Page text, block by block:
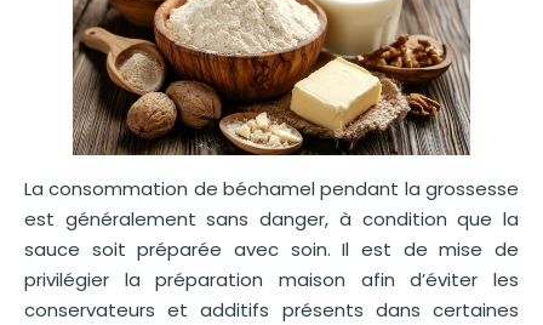
La consommation de béchamel pendant la grossesse
est généralement sans danger, à condition que la
sauce soit préparée avec soin. Il est de mise de
privilégier la préparation maison afin d’éviter les
conservateurs et additifs présents dans certaines